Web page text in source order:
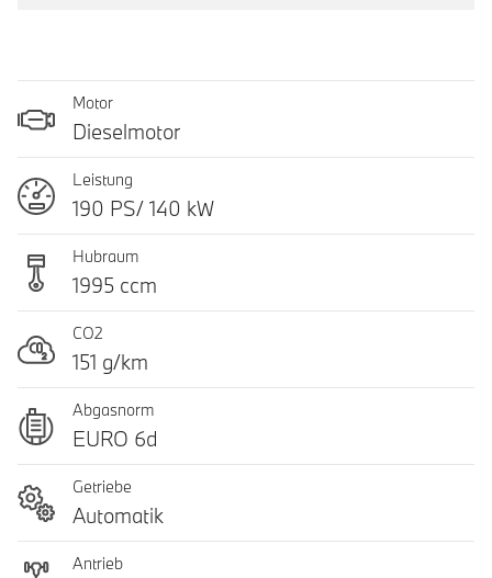
Motor
Dieselmotor
Leistung
190 PS/ 140 kW
Hubraum
1995 ccm
CO2
151 g/km
Abgasnorm
EURO 6d
Getriebe
Automatik
Antrieb